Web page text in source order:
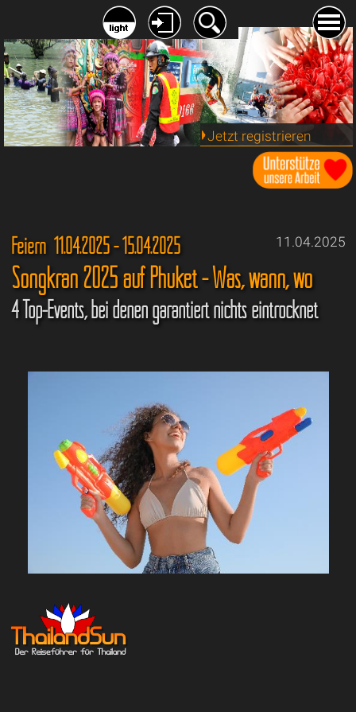
Jetzt registrieren
11.04.2025
Feiern 11.04.2025 - 15.04.2025
Songkran 2025 auf Phuket - Was, wann, wo
4 Top-Events, bei denen garantiert nichts eintrocknet